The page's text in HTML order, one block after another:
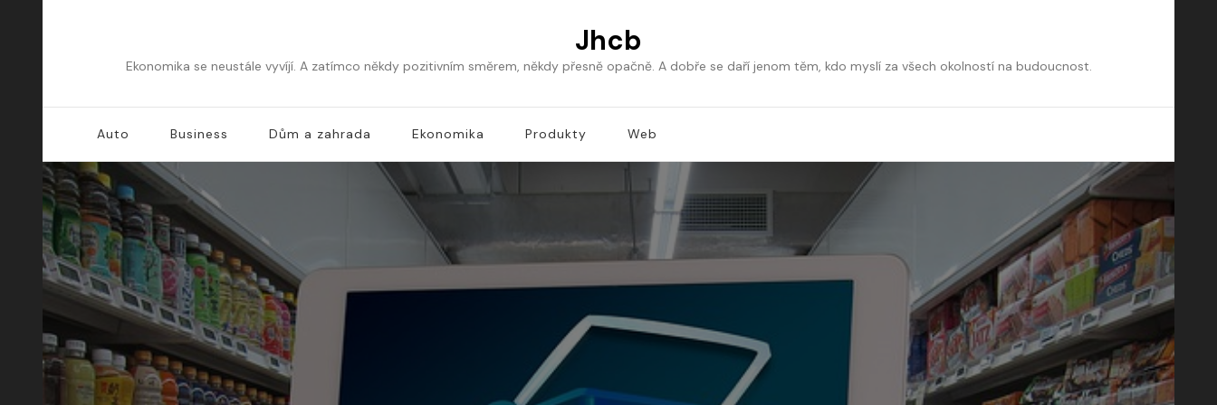
Jhcb
Ekonomika se neustále vyvíjí. A zatímco někdy pozitivním směrem, někdy přesně opačně. A dobře se daří jenom těm, kdo myslí za všech okolností na budoucnost.
Auto Business Dům a zahrada Ekonomika Produkty Web